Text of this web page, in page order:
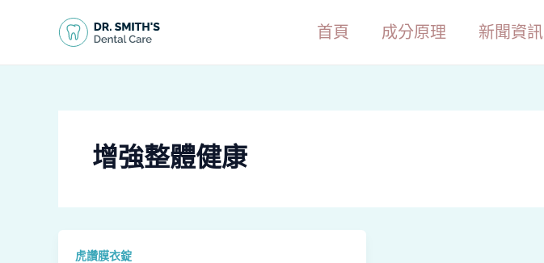
首頁 成分原理 新聞資訊
增強整體健康
虎讚膜衣錠